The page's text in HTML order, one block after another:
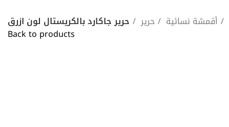
أقمشة نسائية حرير
حرير جاكارد بالكريستال لون ازرق
Back to products